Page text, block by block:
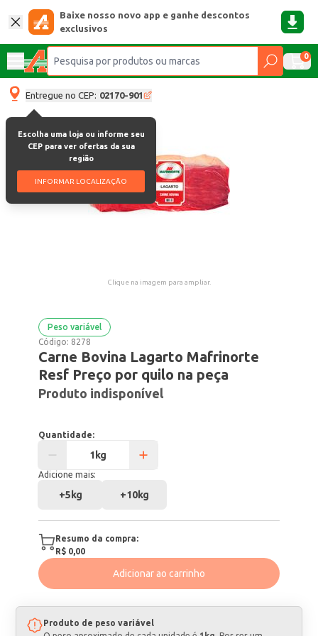
Baixe nosso novo app e ganhe descontos
exclusivos
0
Entregue no CEP: 02170-901
Escolha uma loja ou informe seu
CEP para ver ofertas da sua
região
INFORMAR LOCALIZAÇÃO
Clique na imagem para ampliar.
Peso variável
Código: 8278
Carne Bovina Lagarto Mafrinorte
Resf Preço por quilo na peça
Produto indisponível
Quantidade:
Adicione mais:
+5kg +10kg
Resumo da compra:
R$ 0,00
Adicionar ao carrinho
Produto de peso variável